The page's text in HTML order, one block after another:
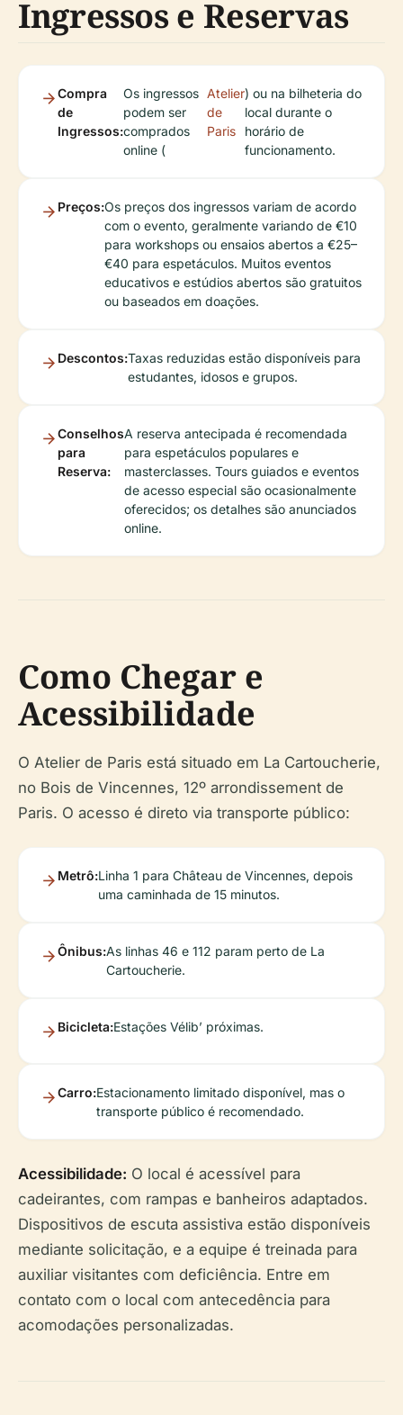
Ingressos e Reservas
Compra
de
Ingressos:
Os ingressos
podem ser
comprados
online (
Atelier
de
Paris
) ou na bilheteria do
local durante o
horário de
funcionamento.
Preços:Os preços dos ingressos variam de acordo
com o evento, geralmente variando de €10
para workshops ou ensaios abertos a €25–
€40 para espetáculos. Muitos eventos
educativos e estúdios abertos são gratuitos
ou baseados em doações.
Descontos:Taxas reduzidas estão disponíveis para
estudantes, idosos e grupos.
Conselhos
para
Reserva:
A reserva antecipada é recomendada
para espetáculos populares e
masterclasses. Tours guiados e eventos
de acesso especial são ocasionalmente
oferecidos; os detalhes são anunciados
online.
Como Chegar e
Acessibilidade
O Atelier de Paris está situado em La Cartoucherie,
no Bois de Vincennes, 12º arrondissement de
Paris. O acesso é direto via transporte público:
Metrô:Linha 1 para Château de Vincennes, depois
uma caminhada de 15 minutos.
Ônibus:As linhas 46 e 112 param perto de La
Cartoucherie.
Bicicleta:Estações Vélib’ próximas.
Carro:Estacionamento limitado disponível, mas o
transporte público é recomendado.
Acessibilidade: O local é acessível para
cadeirantes, com rampas e banheiros adaptados.
Dispositivos de escuta assistiva estão disponíveis
mediante solicitação, e a equipe é treinada para
auxiliar visitantes com deficiência. Entre em
contato com o local com antecedência para
acomodações personalizadas.